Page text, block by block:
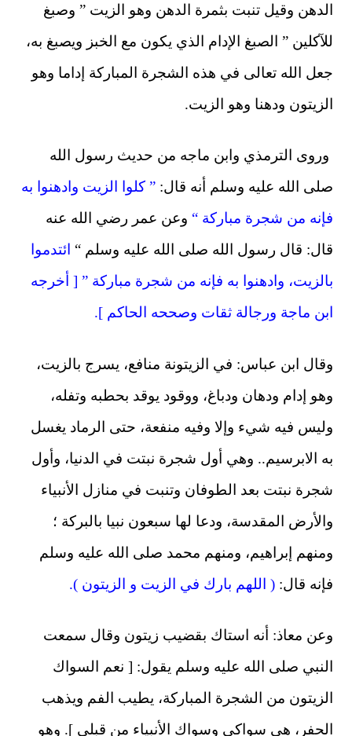
الدهن وقيل تنبت بثمرة الدهن وهو الزيت ” وصبغ
للآكلين ” الصبغ الإدام الذي يكون مع الخبز ويصبغ به،
جعل الله تعالى في هذه الشجرة المباركة إداما وهو
الزيتون ودهنا وهو الزيت.
وروى الترمذي وابن ماجه من حديث رسول الله
صلى الله عليه وسلم أنه قال: ” كلوا الزيت وادهنوا به
فإنه من شجرة مباركة “ وعن عمر رضي الله عنه
قال: قال رسول الله صلى الله عليه وسلم “ ائتدموا
بالزيت، وادهنوا به فإنه من شجرة مباركة ” [ أخرجه
ابن ماجة ورجالة ثقات وصححه الحاكم ].
وقال ابن عباس: في الزيتونة منافع، يسرج بالزيت،
وهو إدام ودهان ودباغ، ووقود يوقد بحطبه وتفله،
وليس فيه شيء وإلا وفيه منفعة، حتى الرماد يغسل
به الابرسيم.. وهي أول شجرة نبتت في الدنيا، وأول
شجرة نبتت بعد الطوفان وتنبت في منازل الأنبياء
والأرض المقدسة، ودعا لها سبعون نبيا بالبركة ؛
ومنهم إبراهيم، ومنهم محمد صلى الله عليه وسلم
فإنه قال: ( اللهم بارك في الزيت و الزيتون ).
وعن معاذ: أنه استاك بقضيب زيتون وقال سمعت
النبي صلى الله عليه وسلم يقول: [ نعم السواك
الزيتون من الشجرة المباركة، يطيب الفم ويذهب
الحفر، هي سواكي وسواك الأنبياء من قبلي ]. وهو